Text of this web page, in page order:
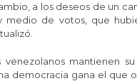
a los deseos de un
medio de votos, que
venezolanos mantienen
democracia gana el que